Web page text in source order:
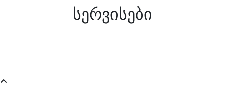
სერვისები